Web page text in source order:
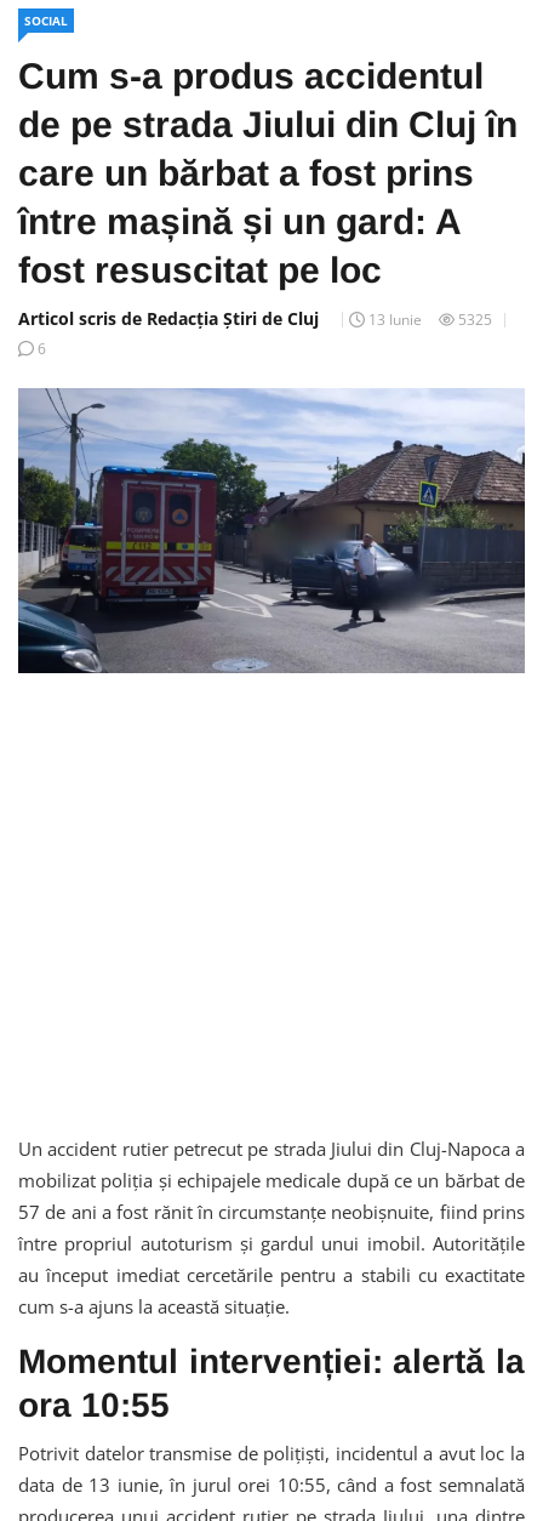
SOCIAL
Cum s-a produs accidentul
de pe strada Jiului din Cluj în
care un bărbat a fost prins
între mașină și un gard: A
fost resuscitat pe loc
Articol scris de Redacția Știri de Cluj 13 Iunie
5325
6
Un accident rutier petrecut pe strada Jiului din Cluj-Napoca a
mobilizat poliția și echipajele medicale după ce un bărbat de
57 de ani a fost rănit în circumstanțe neobișnuite, fiind prins
între propriul autoturism și gardul unui imobil. Autoritățile
au început imediat cercetările pentru a stabili cu exactitate
cum s-a ajuns la această situație.
Momentul intervenției: alertă la
ora 10:55
Potrivit datelor transmise de polițiști, incidentul a avut loc la
data de 13 iunie, în jurul orei 10:55, când a fost semnalată